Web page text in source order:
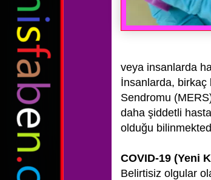
veya insanlarda
İnsanlarda, birkaç
Sendromu
daha şiddetli
olduğu
COVID-19 (Yeni
Belirtisiz olgular